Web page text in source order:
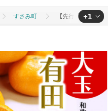
すさみ町 【先行予約】 ＼
+1